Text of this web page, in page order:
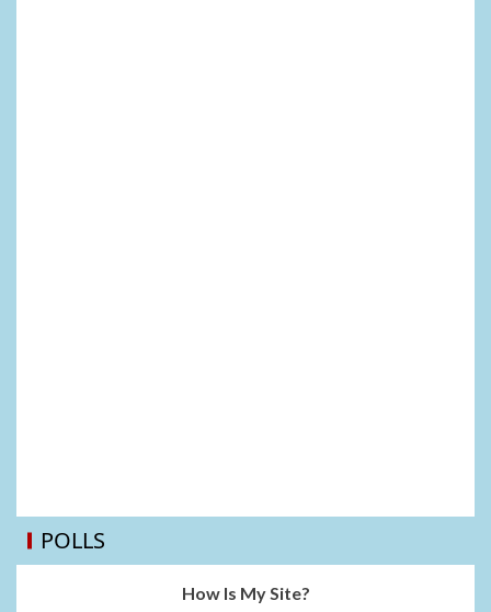
POLLS
How Is My Site?